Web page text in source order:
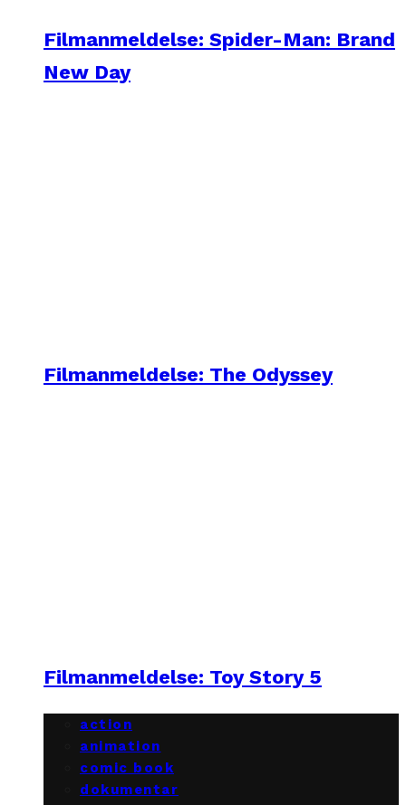
Filmanmeldelse: Spider-Man: Brand
New Day
Filmanmeldelse: The Odyssey
Filmanmeldelse: Toy Story 5
action
animation
comic book
dokumentar